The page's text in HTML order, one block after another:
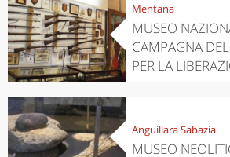
Mentana
MUSEO
CAMPAGNA
PER LA
Anguillara Sabazia
MUSEO